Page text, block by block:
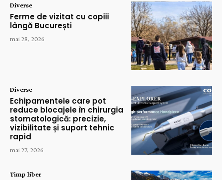
Diverse
Ferme de vizitat cu copiii
lângă București
mai 28, 2026
Diverse
Echipamentele care pot
reduce blocajele în chirurgia
stomatologică: precizie,
vizibilitate și suport tehnic
rapid
mai 27, 2026
Timp liber